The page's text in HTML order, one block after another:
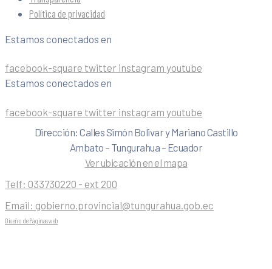
Política de privacidad
Estamos conectados en
facebook-square twitter instagram youtube
Estamos conectados en
facebook-square twitter instagram youtube
Dirección: Calles Simón Bolivar y Mariano Castillo
Ambato – Tungurahua – Ecuador
Ver ubicación en el mapa
Telf: 033730220 - ext 200
Email: gobierno.provincial@tungurahua.gob.ec
Diseño de Páginas web